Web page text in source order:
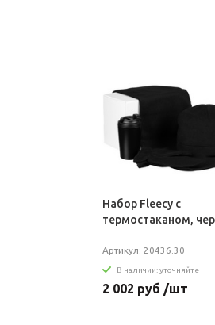
Набор Fleecy с
термостаканом,
Артикул: 20436.30
В наличии: уточняйте
2 002 руб /шт